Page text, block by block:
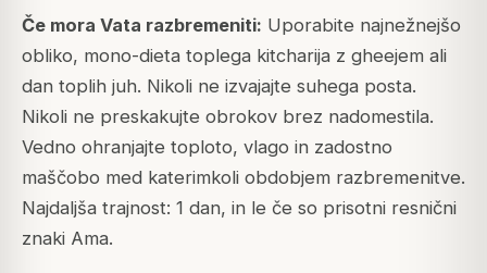
Če mora Vata razbremeniti: Uporabite najnežnejšo
obliko, mono-dieta toplega kitcharija z gheejem ali
dan toplih juh. Nikoli ne izvajajte suhega posta.
Nikoli ne preskakujte obrokov brez nadomestila.
Vedno ohranjajte toploto, vlago in zadostno
maščobo med katerimkoli obdobjem razbremenitve.
Najdaljša trajnost: 1 dan, in le če so prisotni resnični
znaki Ama.